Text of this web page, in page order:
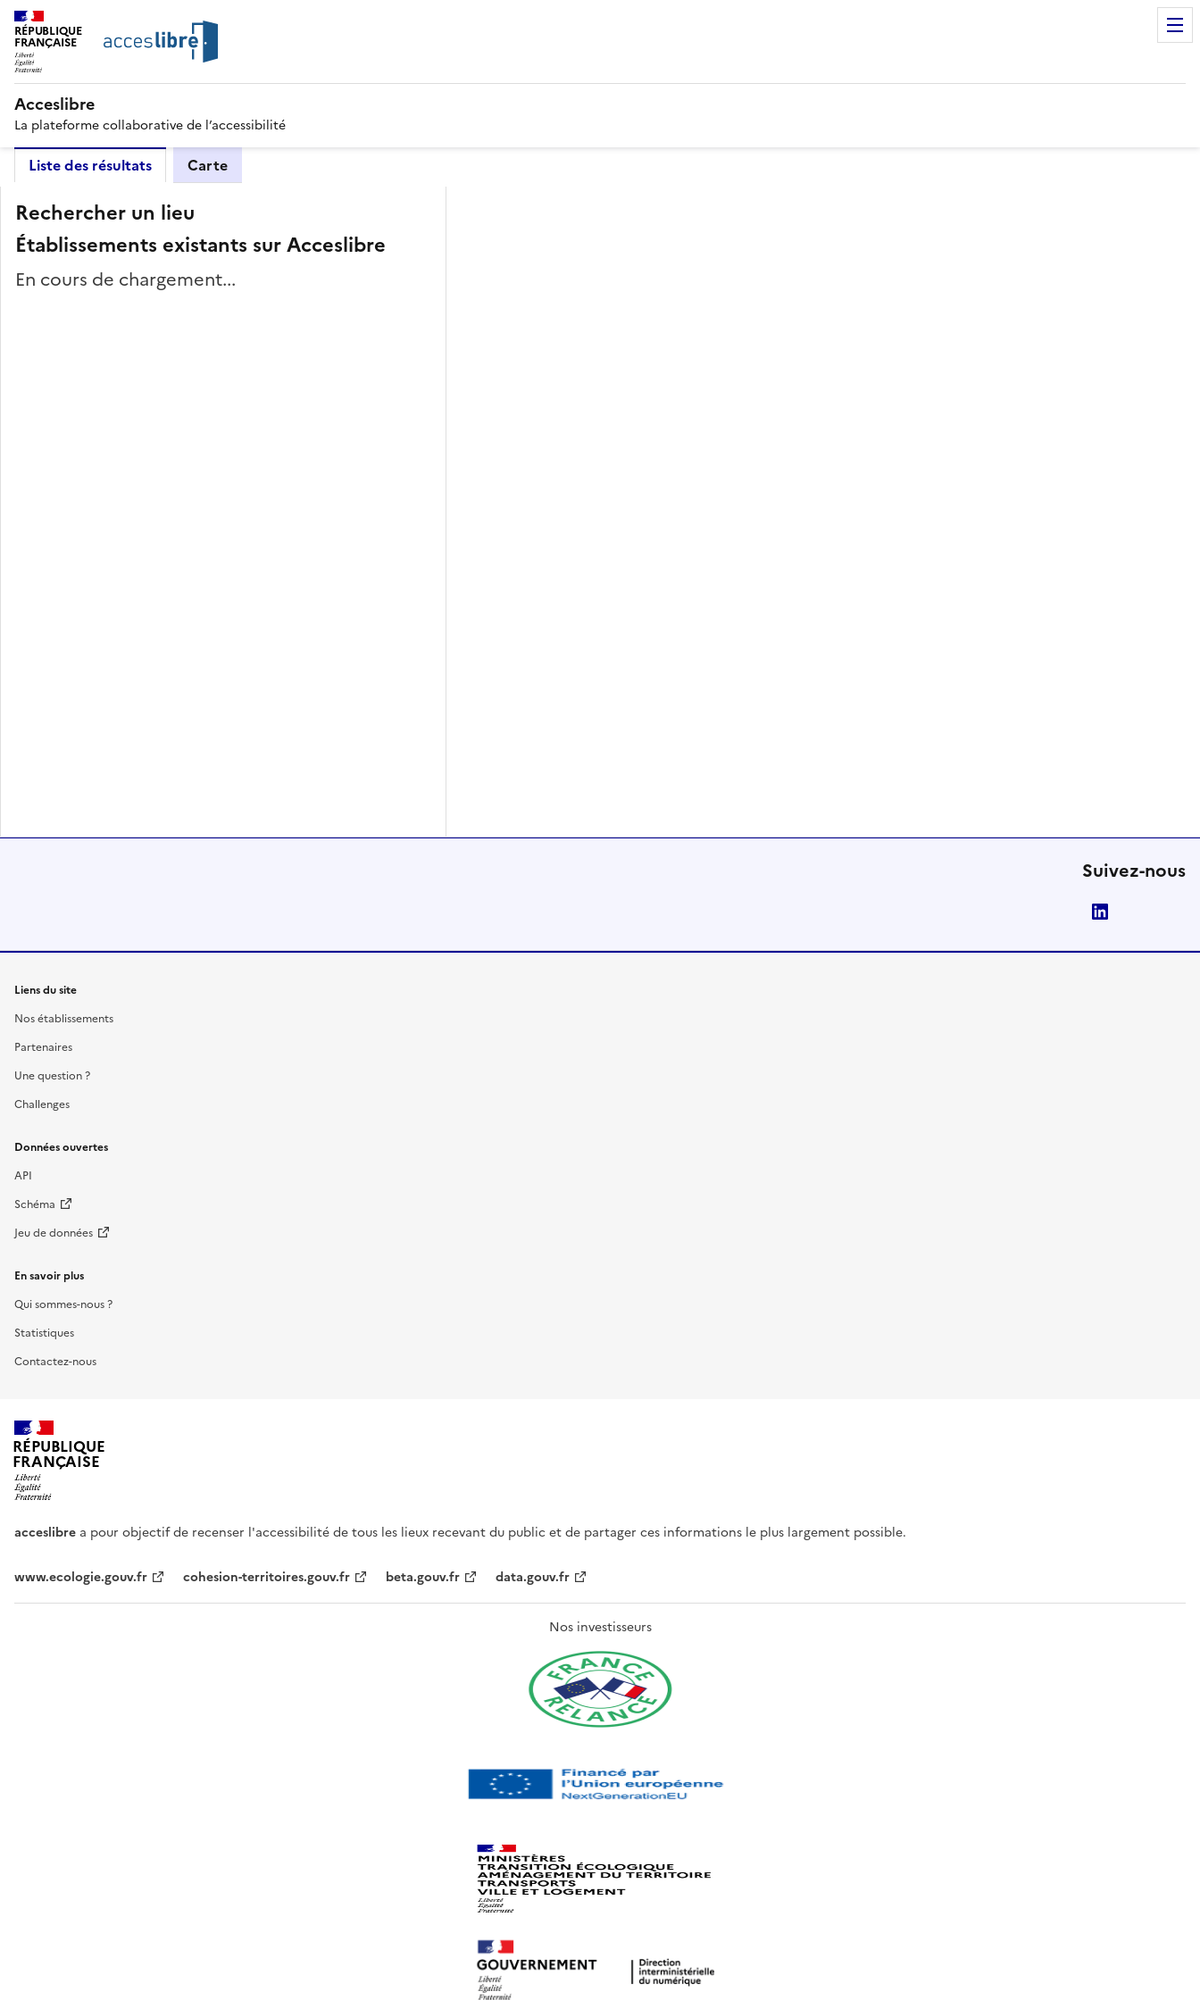
RÉPUBLIQUE
FRANÇAISE
Acceslibre
La plateforme collaborative de l’accessibilité
Liste des résultats Carte
Rechercher un lieu
Établissements existants sur Acceslibre
En cours de chargement...
Suivez-nous
Liens du site
Nos établissements
Partenaires
Une question ?
Challenges
Données ouvertes
API
Schéma
Jeu de données
En savoir plus
Qui sommes-nous ?
Statistiques
Contactez-nous
RÉPUBLIQUE
FRANÇAISE
acceslibre a pour objectif de recenser l'accessibilité de tous les lieux recevant du public et de partager ces informations le plus largement possible.
www.ecologie.gouv.fr cohesion-territoires.gouv.fr beta.gouv.fr data.gouv.fr
Nos investisseurs